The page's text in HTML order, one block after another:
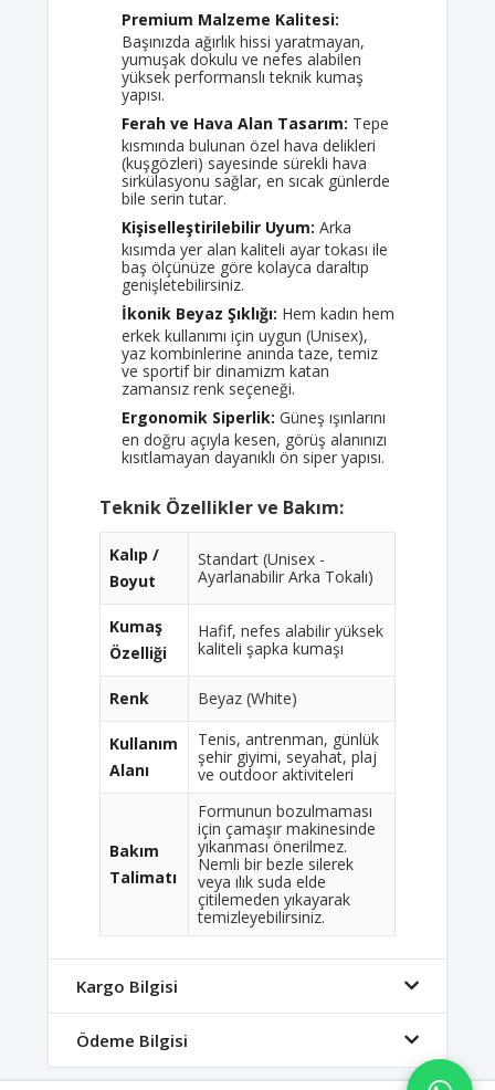
Premium Malzeme Kalitesi:
Başınızda ağırlık hissi yaratmayan,
yumuşak dokulu ve nefes alabilen
yüksek performanslı teknik kumaş
yapısı.
Ferah ve Hava Alan Tasarım: Tepe
kısmında bulunan özel hava delikleri
(kuşgözleri) sayesinde sürekli hava
sirkülasyonu sağlar, en sıcak günlerde
bile serin tutar.
Kişiselleştirilebilir Uyum: Arka
kısımda yer alan kaliteli ayar tokası ile
baş ölçünüze göre kolayca daraltıp
genişletebilirsiniz.
İkonik Beyaz Şıklığı: Hem kadın hem
erkek kullanımı için uygun (Unisex),
yaz kombinlerine anında taze, temiz
ve sportif bir dinamizm katan
zamansız renk seçeneği.
Ergonomik Siperlik: Güneş ışınlarını
en doğru açıyla kesen, görüş alanınızı
kısıtlamayan dayanıklı ön siper yapısı.
Teknik Özellikler ve Bakım:
Kalıp /
Boyut
Standart (Unisex -
Ayarlanabilir Arka Tokalı)
Kumaş
Özelliği
Hafif, nefes alabilir yüksek
kaliteli şapka kumaşı
Renk Beyaz (White)
Kullanım
Alanı
Tenis, antrenman, günlük
şehir giyimi, seyahat, plaj
ve outdoor aktiviteleri
Bakım
Talimatı
Formunun bozulmaması
için çamaşır makinesinde
yıkanması önerilmez.
Nemli bir bezle silerek
veya ılık suda elde
çitilemeden yıkayarak
temizleyebilirsiniz.
Kargo Bilgisi
Ödeme Bilgisi